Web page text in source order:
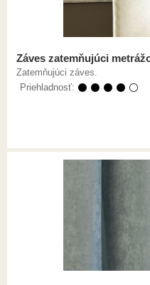
Záves zatemňujúci
Zatemňujúci záves.
Priehladnosť: ⚫ ⚫ ⚫ ⚫ ⚪